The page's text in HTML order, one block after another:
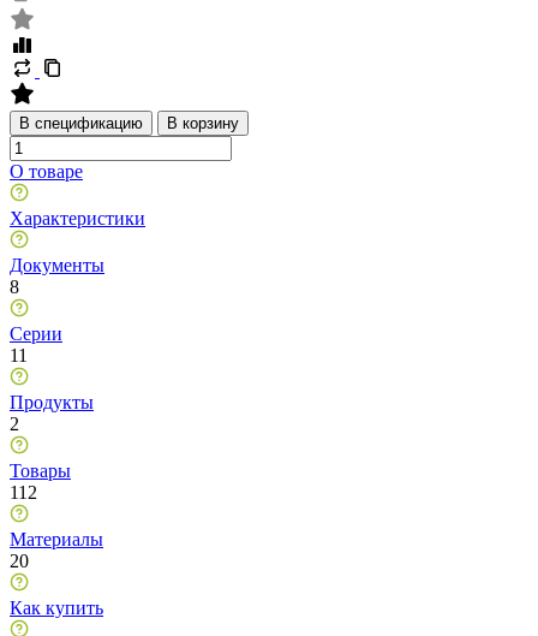
В спецификацию В корзину
О товаре
Характеристики
Документы
8
Серии
11
Продукты
2
Товары
112
Материалы
20
Как купить